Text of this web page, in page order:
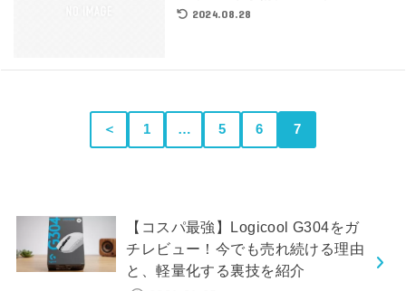
2024.08.28
＜ 1 … 5 6 7
【コスパ最強】Logicool G304をガ
チレビュー！今でも売れ続ける理由
と、軽量化する裏技を紹介